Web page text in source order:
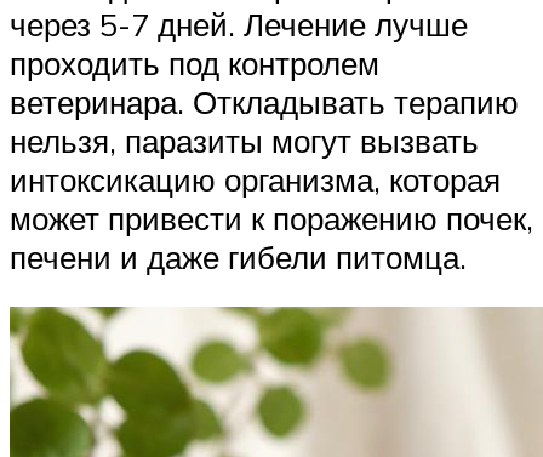
через 5-7 дней. Лечение лучше
проходить под контролем
ветеринара. Откладывать терапию
нельзя, паразиты могут вызвать
интоксикацию организма, которая
может привести к поражению почек,
печени и даже гибели питомца.